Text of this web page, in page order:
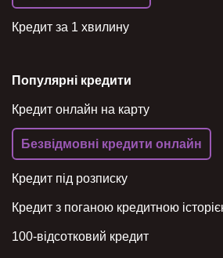
Кредит за 1 хвилину
Популярні кредити
Кредит онлайн на карту
Безвідмовні кредити онлайн
Кредит під розписку
Кредит з поганою кредитною
100-відсотковий кредит